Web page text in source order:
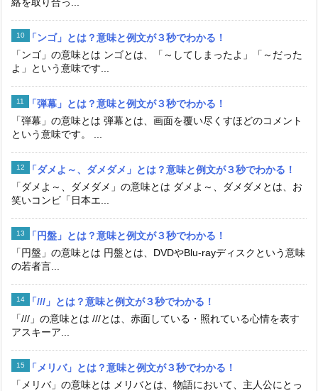
「ンゴ」とは？意味と例文が３秒でわかる！
「ンゴ」の意味とは ンゴとは、「～してしまったよ」「～だった
よ」という意味です...
「弾幕」とは？意味と例文が３秒でわかる！
「弾幕」の意味とは 弾幕とは、画面を覆い尽くすほどのコメント
という意味です。 ...
「ダメよ～、ダメダメ」とは？意味と例文が３秒でわかる！
「ダメよ～、ダメダメ」の意味とは ダメよ～、ダメダメとは、お
笑いコンビ「日本エ...
「円盤」とは？意味と例文が３秒でわかる！
「円盤」の意味とは 円盤とは、DVDやBlu-rayディスクという意味
の若者言...
「///」とは？意味と例文が３秒でわかる！
「///」の意味とは ///とは、赤面している・照れている心情を表す
アスキーア...
「メリバ」とは？意味と例文が３秒でわかる！
「メリバ」の意味とは メリバとは、物語において、主人公にとっ